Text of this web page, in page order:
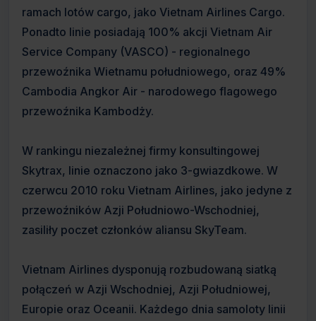
ramach lotów cargo, jako Vietnam Airlines Cargo.
Ponadto linie posiadają 100% akcji Vietnam Air
Service Company (VASCO) - regionalnego
przewoźnika Wietnamu południowego, oraz 49%
Cambodia Angkor Air - narodowego flagowego
przewoźnika Kambodży.
W rankingu niezależnej firmy konsultingowej
Skytrax, linie oznaczono jako 3-gwiazdkowe. W
czerwcu 2010 roku Vietnam Airlines, jako jedyne z
przewoźników Azji Południowo-Wschodniej,
zasiliły poczet członków aliansu SkyTeam.
Vietnam Airlines dysponują rozbudowaną siatką
połączeń w Azji Wschodniej, Azji Południowej,
Europie oraz Oceanii. Każdego dnia samoloty linii